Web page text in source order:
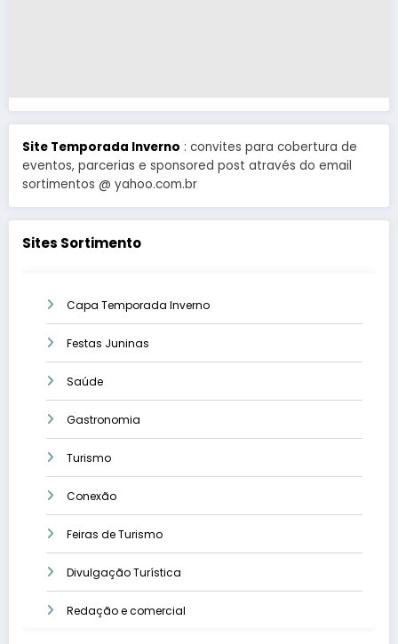
Site Temporada Inverno : convites para cobertura de
eventos, parcerias e sponsored post através do email
sortimentos @ yahoo.com.br
Sites Sortimento
Capa Temporada Inverno
Festas Juninas
Saúde
Gastronomia
Turismo
Conexão
Feiras de Turismo
Divulgação Turística
Redação e comercial